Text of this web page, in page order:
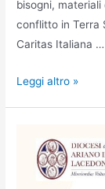
bisogni,
conflitto in Terra
Caritas Italiana …
Leggi altro »